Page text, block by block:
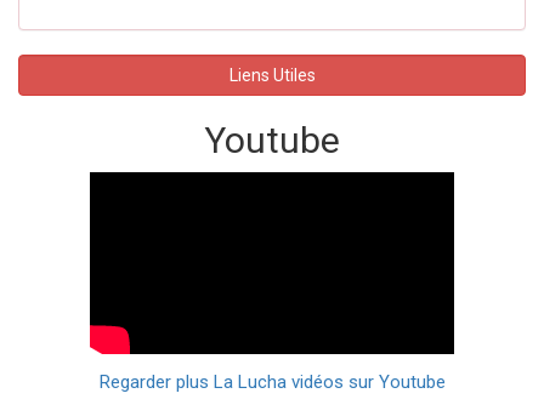
Liens Utiles
Youtube
Regarder plus La Lucha vidéos sur Youtube